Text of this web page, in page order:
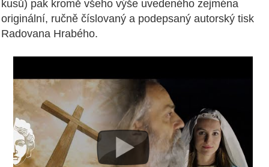
kusů) pak kromě všeho výše uvedeného zejména
originální, ručně číslovaný a podepsaný autorský tisk
Radovana Hrabého.